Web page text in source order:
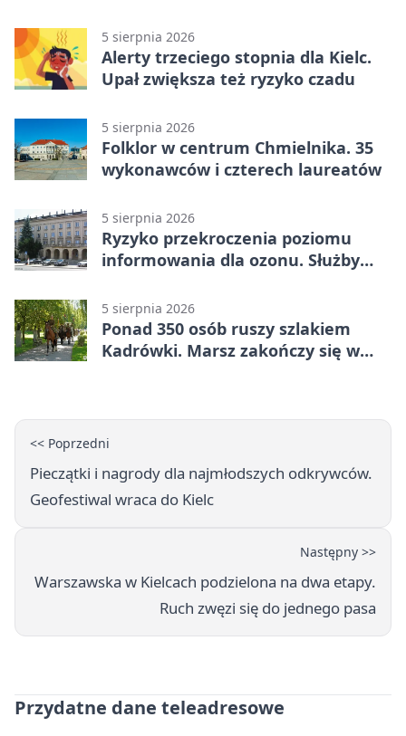
5 sierpnia 2026
Alerty trzeciego stopnia dla Kielc.
Upał zwiększa też ryzyko czadu
5 sierpnia 2026
Folklor w centrum Chmielnika. 35
wykonawców i czterech laureatów
5 sierpnia 2026
Ryzyko przekroczenia poziomu
informowania dla ozonu. Służby
5 sierpnia 2026
Ponad 350 osób ruszy szlakiem
Kadrówki. Marsz zakończy się w
<< Poprzedni
Pieczątki i nagrody dla najmłodszych odkrywców.
Geofestiwal wraca do Kielc
Następny >>
Warszawska w Kielcach podzielona na dwa etapy.
Ruch zwęzi się do jednego pasa
Przydatne dane teleadresowe